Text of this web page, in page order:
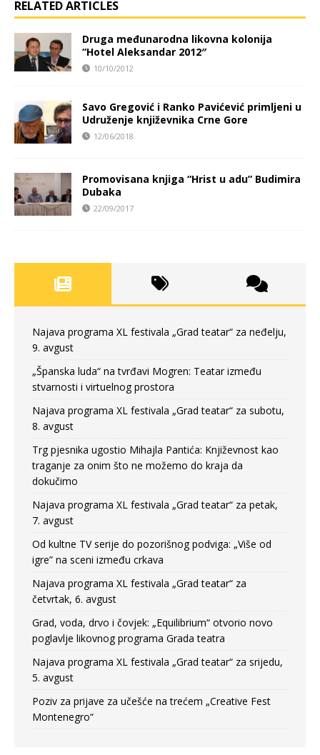
RELATED ARTICLES
Druga međunarodna likovna kolonija
“Hotel Aleksandar 2012″
10/10/2012
Savo Gregović i Ranko Pavićević primljeni u
Udruženje književnika Crne Gore
12/06/2018
Promovisana knjiga “Hrist u adu” Budimira
Dubaka
22/09/2017
Najava programa XL festivala „Grad teatar“ za neđelju,
9. avgust
„Španska luda“ na tvrđavi Mogren: Teatar između
stvarnosti i virtuelnog prostora
Najava programa XL festivala „Grad teatar“ za subotu,
8. avgust
Trg pjesnika ugostio Mihajla Pantića: Književnost kao
traganje za onim što ne možemo do kraja da
dokučimo
Najava programa XL festivala „Grad teatar“ za petak,
7. avgust
Od kultne TV serije do pozorišnog podviga: „Više od
igre” na sceni između crkava
Najava programa XL festivala „Grad teatar“ za
četvrtak, 6. avgust
Grad, voda, drvo i čovjek: „Equilibrium“ otvorio novo
poglavlje likovnog programa Grada teatra
Najava programa XL festivala „Grad teatar“ za srijedu,
5. avgust
Poziv za prijave za učešće na trećem „Creative Fest
Montenegro“